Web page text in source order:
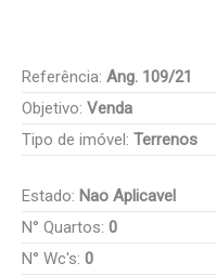
Referência: Ang. 109/21
Objetivo: Venda
Tipo de imóvel: Terrenos
Estado: Nao Aplicavel
N° Quartos: 0
N° Wc's: 0